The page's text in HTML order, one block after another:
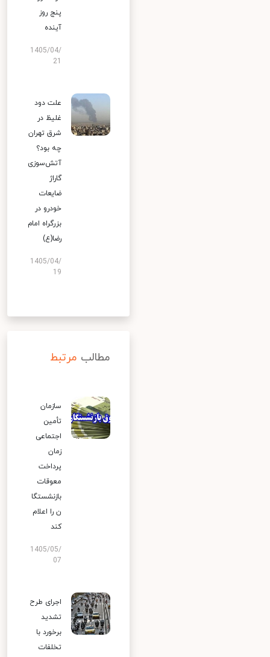
پنج روز
آینده
1405/04/
علت دود
غلیظ در
شرق تهران
چه بود؟
آتش‌سوزی
گاراژ
ضایعات
خودرو در
بزرگراه امام
رضا(ع)
1405/04/
19
مطالب مرتبط
سازمان
تأمین
اجتماعی
زمان
پرداخت
معوقات
بازنشستگا
ن را اعلام
کند
1405/05/
07
اجرای طرح
تشدید
برخورد با
تخلفات